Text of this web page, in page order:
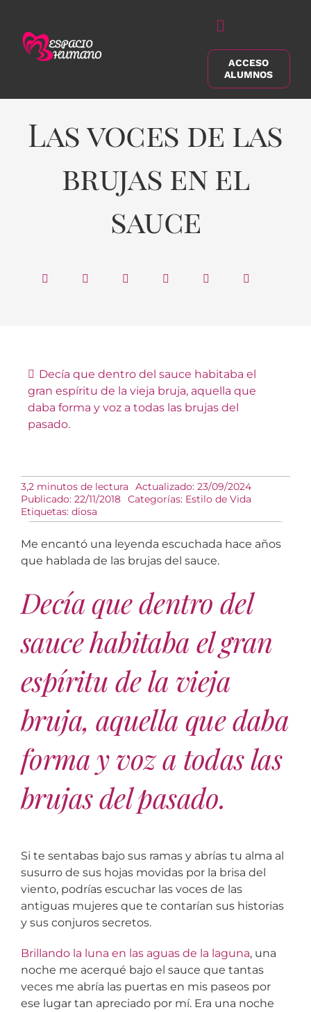
contenido
Alternar
navegación
Buscar:
ACCESO
ALUMNOS
Las voces de las
brujas en el
sauce
Decía que dentro del sauce habitaba el
gran espíritu de la vieja bruja, aquella que
daba forma y voz a todas las brujas del
pasado.
3,2 minutos de lectura
Actualizado: 23/09/2024
Publicado: 22/11/2018 Categorías: Estilo de Vida
Etiquetas: diosa
Me encantó una leyenda escuchada hace años
que hablada de las brujas del sauce.
Decía que dentro del
sauce habitaba el gran
espíritu de la vieja
bruja, aquella que daba
forma y voz a todas las
brujas del pasado.
Si te sentabas bajo sus ramas y abrías tu alma al
susurro de sus hojas movidas por la brisa del
viento, podrías escuchar las voces de las
antiguas mujeres que te contarían sus historias
y sus conjuros secretos.
Brillando la luna en las aguas de la laguna, una
noche me acerqué bajo el sauce que tantas
veces me abría las puertas en mis paseos por
ese lugar tan apreciado por mí. Era una noche